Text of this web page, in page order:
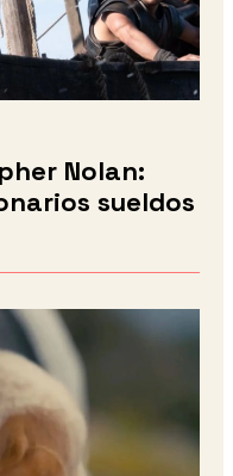
Nolan:
sueldos